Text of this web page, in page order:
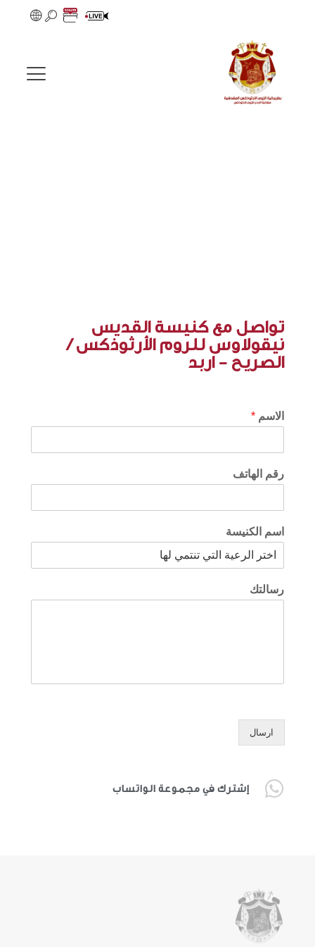
تواصل مع كنيسة القديس
نيقولاوس للروم الأرثوذكس /
الصريح - اربد
الاسم *
رقم الهاتف
اسم الكنيسة
رسالتك
ارسال
إشترك في مجموعة الواتساب